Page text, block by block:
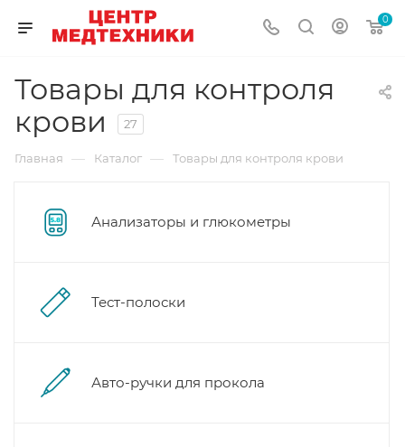
0
Товары для контроля
крови
27
Главная — Каталог — Товары для контроля крови
Анализаторы и глюкометры
Тест-полоски
Авто-ручки для прокола